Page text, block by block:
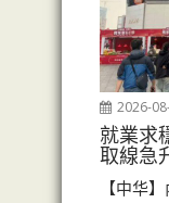
2026-
就業求
取線急
【中华